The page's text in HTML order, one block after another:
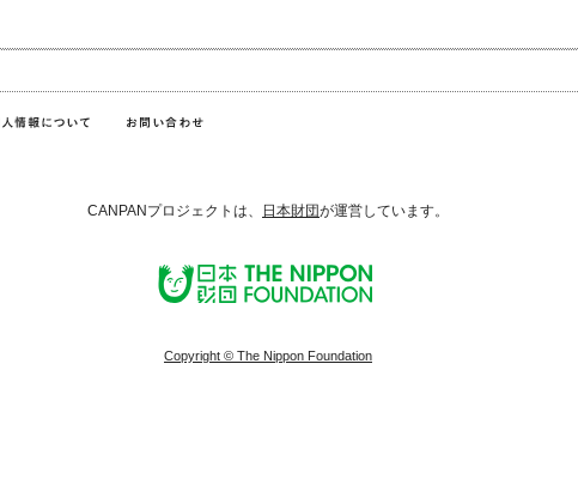
CANPANプロジェクトは、 日本財団が運営しています。
Copyright © The Nippon Foundation